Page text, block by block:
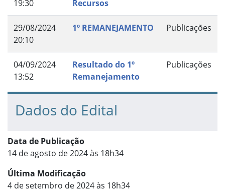
19:30
Recursos
29/08/2024
20:10
1º REMANEJAMENTO Publicações
04/09/2024
13:52
Resultado do 1º
Remanejamento
Publicações
Dados do Edital
Data de Publicação
14 de agosto de 2024 às 18h34
Última Modificação
4 de setembro de 2024 às 18h34